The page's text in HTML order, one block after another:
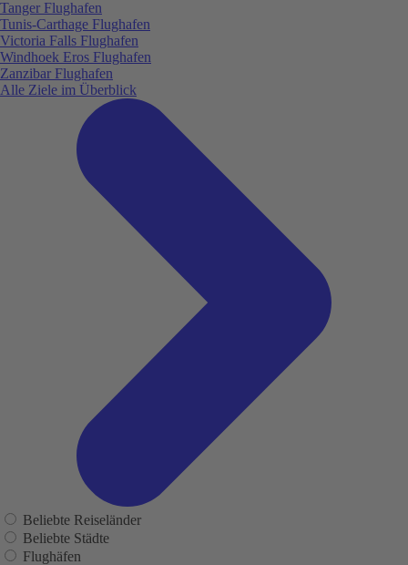
Tanger Flughafen
Tunis-Carthage Flughafen
Victoria Falls Flughafen
Windhoek Eros Flughafen
Zanzibar Flughafen
Alle Ziele im Überblick
Beliebte Reiseländer
Beliebte Städte
Flughäfen